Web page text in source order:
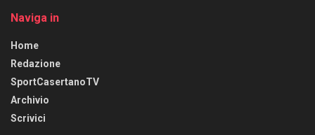
Naviga in
Home
Redazione
SportCasertanoTV
Archivio
Scrivici